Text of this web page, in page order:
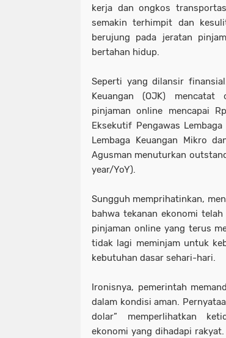
kerja dan ongkos
semakin terhimpit dan
berujung pada jeratan
bertahan hidup.
Seperti yang dilansir
Keuangan (OJK)
pinjaman online mencapai
Eksekutif Pengawas
Lembaga Keuangan Mikro
Agusman menuturkan
year/YoY).
Sungguh memprihatinkan,
bahwa tekanan ekonomi
pinjaman online yang terus
tidak lagi meminjam untuk
kebutuhan dasar sehari-hari.
Ironisnya, pemerintah
dalam kondisi aman.
dolar” memperlihatkan
ekonomi yang dihadapi